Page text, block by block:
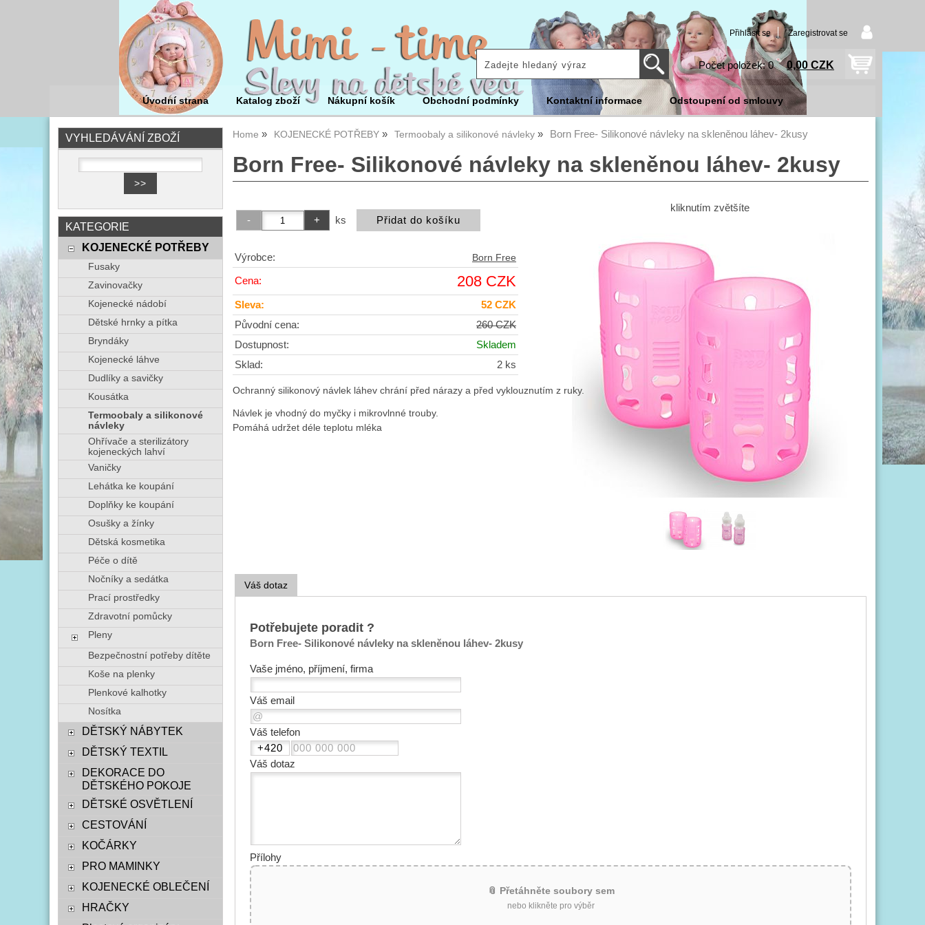
Přihlásit se Zaregistrovat se
Počet položek: 0 0,00 CZK
Úvodní strana Katalog zboží Nákupní košík Obchodní podmínky Kontaktní informace Odstoupení od smlouvy
Home KOJENECKÉ POTŘEBY Termoobaly a silikonové návleky Born Free- Silikonové návleky na skleněnou láhev- 2kusy
Born Free- Silikonové návleky na skleněnou láhev- 2kusy
kliknutím zvětšíte
ks
Výrobce: Born Free
Cena: 208 CZK
Sleva:
52 CZK
Původní cena:
260 CZK
Dostupnost:
Skladem
Sklad:
2 ks
Ochranný silikonový návlek láhev chrání před nárazy a před vyklouznutím z ruky.
Návlek je vhodný do myčky i mikrovlnné trouby.
Pomáhá udržet déle teplotu mléka
Váš dotaz
Potřebujete poradit ?
Born Free- Silikonové návleky na skleněnou láhev- 2kusy
Vaše jméno, příjmení, firma
Váš email
Váš telefon
Váš dotaz
Přílohy
📎 Přetáhněte soubory sem
nebo klikněte pro výběr
VYHLEDÁVÁNÍ ZBOŽÍ
KATEGORIE
KOJENECKÉ POTŘEBY
Fusaky
Zavinovačky
Kojenecké nádobí
Dětské hrnky a pítka
Bryndáky
Kojenecké láhve
Dudlíky a savičky
Kousátka
Termoobaly a silikonové
návleky
Ohřívače a sterilizátory
kojeneckých lahví
Vaničky
Lehátka ke koupání
Doplňky ke koupání
Osušky a žínky
Dětská kosmetika
Péče o dítě
Nočníky a sedátka
Prací prostředky
Zdravotní pomůcky
Pleny
Bezpečnostní potřeby dítěte
Koše na plenky
Plenkové kalhotky
Nosítka
DĚTSKÝ NÁBYTEK
DĚTSKÝ TEXTIL
DEKORACE DO
DĚTSKÉHO POKOJE
DĚTSKÉ OSVĚTLENÍ
CESTOVÁNÍ
KOČÁRKY
PRO MAMINKY
KOJENECKÉ OBLEČENÍ
HRAČKY